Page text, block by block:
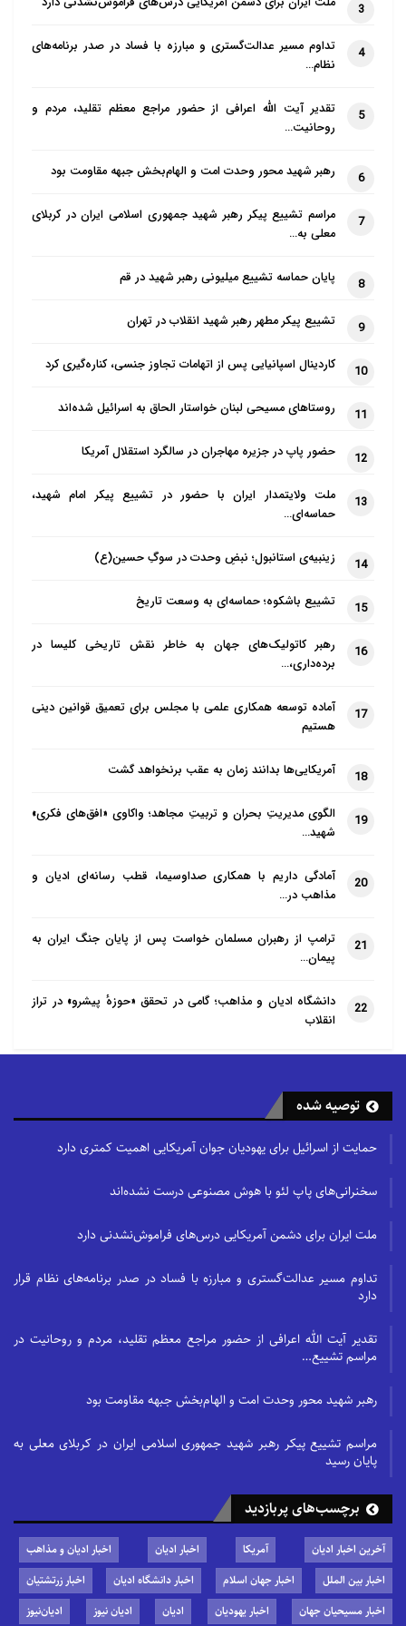
آیین‌های حج در گذشته به دلیل بروز
شیوع همه‌گیری بود؛ اما هرگز در دوران
۱۹۳۲ تاکنون لغو نشده بود.
محدود شدن حج به شهروندان و افراد مقیم
سلمان، ولی‌عهد این کشور در چارچوب
چشم‌انداز ۲۰۳۰ را نیز ضعیف می‌کند که
کشور است و میلیاردها دلار درآمد دارد.
هدف از چشم‌انداز ۲۰۳۰ کاهش وابستگی
عربستان سعودی به نفت است، اما
فشار بر اقتصاد عربستان را افزایش
می‌دهد، به خصوص که از قبل هم تحت
تأثیر شوک‌های ناشی از سقوط قیمت نفت
۲۰۳۰ میزبان شش میلیون حاجی و ۳۰
میلیون عمره‌گزار در سال باشد و پیش‌بینی
می‌شد که درآمد آن با تحقق اهداف
باشد.
لغو پذیرش زائران خارجی، عربستان
سعودی را از درآمد هنگفتی محروم خواهد
عربستان سعودی ۷۰۰۰ ریال سعودی (۱۸۶۶
دلار) است، در حالی که هزینه کل حج برای
هر زائر خارجی به طور متوسط بین ۴ تا ۵
هزار دلار است.
عربستان سعودی با محدود کردن حج به
زائران داخل این کشور، درآمد حاصل از
صدور ویزا برای حجاج خارجی را که بین ۳۰۰
دست می‌دهد.
مطالعه انجام شده توسط مرکز مشاوره‌های
اقتصادی و اداری موسوم به «السجینی»
به اسکان اختصاص می‌یابد که خودش
شامل چندین بخش و سطوح مختلف است،
در حالی که ۳۱ درصد به حمل و نقل
در مورد هدایا درصد هزینه‌های آن ۱۴ درصد
از کل هزینه و پس از آن غذا با ۱۰ درصد
3
4
تداوم مسیر عدالت‌گستری و مبارزه با فساد در صدر برنامه‌های
نظام…
5
تقدیر آیت الله اعرافی از حضور مراجع معظم تقلید، مردم و
روحانیت…
6 رهبر شهید محور وحدت امت و الهام‌بخش جبهه مقاومت بود
7
مراسم تشییع پیکر رهبر شهید جمهوری اسلامی ایران در کربلای
معلی به…
8 پایان حماسه تشییع میلیونی رهبر شهید در قم
9 تشییع پیکر مطهر رهبر شهید انقلاب در تهران
10 کاردینال اسپانیایی پس از اتهامات تجاوز جنسی، کناره‌گیری کرد
11 روستاهای مسیحی لبنان خواستار الحاق به اسرائیل شده‌اند
12 حضور پاپ در جزیره مهاجران در سالگرد استقلال آمریکا
13
ملت ولایتمدار ایران با حضور در تشییع پیکر امام شهید،
حماسه‌ای…
14 زینبیه‌ی استانبول؛ نبضِ وحدت در سوگِ حسین(ع)
15 تشییع باشکوه؛ حماسه‌ای به وسعت تاریخ
16
رهبر کاتولیک‌های جهان به خاطر نقش تاریخی کلیسا در
برده‌داری،…
17
آماده توسعه همکاری علمی با مجلس برای تعمیق قوانین دینی
هستیم
18 آمریکایی‌ها بدانند زمان به عقب برنخواهد گشت
19
الگوی مدیریتِ بحران و تربیتِ مجاهد؛ واکاوی «افق‌های فکری»
شهید…
20
آمادگی داریم با همکاری صداوسیما، قطب رسانه‌ای ادیان و
مذاهب در…
21
ترامپ از رهبران مسلمان خواست پس از پایان جنگ ایران به
پیمان…
22
دانشگاه ادیان و مذاهب؛ گامی در تحقق «حوزهٔ پیشرو» در تراز
انقلاب
توصیه شده
حمایت از اسرائیل برای یهودیان جوان آمریکایی اهمیت کمتری دارد
سخنرانی‌های پاپ لئو با هوش مصنوعی درست نشده‌اند
ملت ایران برای دشمن آمریکایی درس‌های فراموش‌نشدنی دارد
تداوم مسیر عدالت‌گستری و مبارزه با فساد در صدر برنامه‌های نظام قرار
دارد
تقدیر آیت الله اعرافی از حضور مراجع معظم تقلید، مردم و روحانیت در
مراسم تشییع…
رهبر شهید محور وحدت امت و الهام‌بخش جبهه مقاومت بود
مراسم تشییع پیکر رهبر شهید جمهوری اسلامی ایران در کربلای معلی به
پایان رسید
برچسب‌های پربازدید
آخرین اخبار ادیان آمریکا اخبار ادیان
اخبار ادیان و مذاهب
اخبار بین الملل
اخبار جهان اسلام اخبار دانشگاه ادیان
اخبار زرتشتیان
اخبار مسیحیان جهان
اخبار یهودیان ادیان ادیان نیوز
ادیان‌نیوز